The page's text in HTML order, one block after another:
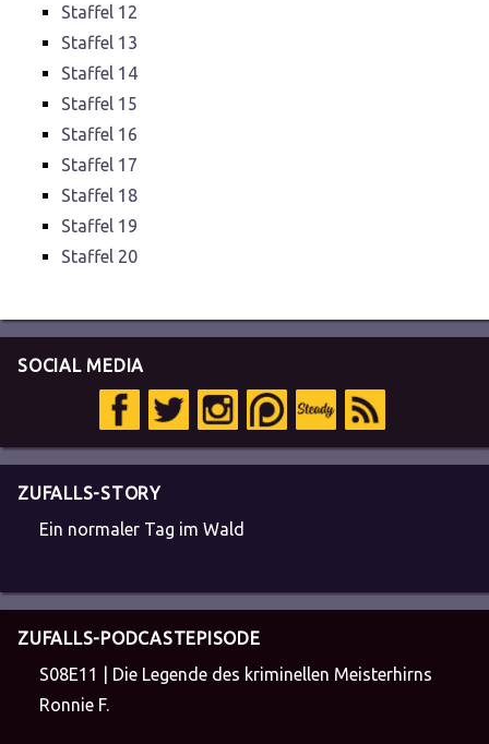
Staffel 12
Staffel 13
Staffel 14
Staffel 15
Staffel 16
Staffel 17
Staffel 18
Staffel 19
Staffel 20
SOCIAL MEDIA
ZUFALLS-STORY
Ein normaler Tag im Wald
ZUFALLS-PODCASTEPISODE
S08E11 | Die Legende des kriminellen Meisterhirns
Ronnie F.